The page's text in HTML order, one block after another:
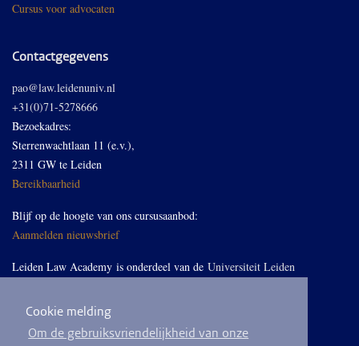
Cookie melding
Om de gebruiksvriendelijkheid van onze
Cursus voor advocaten
Contactgegevens
pao@law.leidenuniv.nl
+31(0)71-5278666
Bezoekadres:
Sterrenwachtlaan 11 (e.v.),
2311 GW te Leiden
Bereikbaarheid
Blijf op de hoogte van ons cursusaanbod:
Aanmelden nieuwsbrief
Leiden Law Academy is onderdeel van de Universiteit Leiden
Volg ons op LinkedIn